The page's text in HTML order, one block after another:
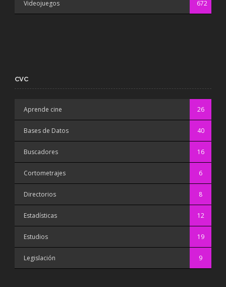
Videojuegos 672
CVC
Aprende cine 26
Bases de Datos 40
Buscadores 16
Cortometrajes 6
Directorios 8
Estadísticas 12
Estudios 19
Legislación 9